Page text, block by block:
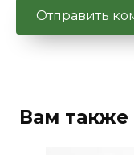
Вам также